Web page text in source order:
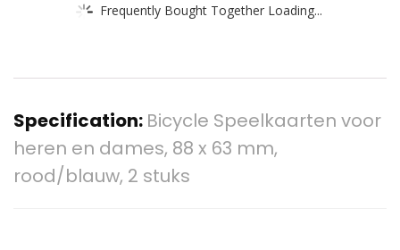
Frequently Bought Together Loading...
Specification: Bicycle Speelkaarten voor
heren en dames, 88 x 63 mm,
rood/blauw, 2 stuks